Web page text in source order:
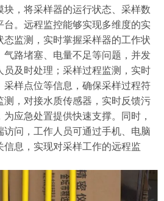
，将采样器的运行状态、采样数
台。远程监控能够实现多维度的实
态监测，实时掌握采样器的工作状
气路堵塞、电量不足等问题，并发
员及时处理；采样过程监测，实时
采样点位等信息，确保采样过程符
测，对接水质传感器，实时反馈污
应急处置提供快速支撑。同时，
问，工作人员可通过手机、电脑
信息，实现对采样工作的远程监